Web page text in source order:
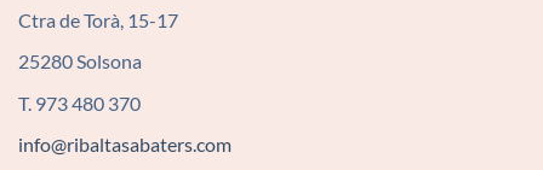
Ctra de Torà, 15-17
25280 Solsona
T. 973 480 370
info@ribaltasabaters.com